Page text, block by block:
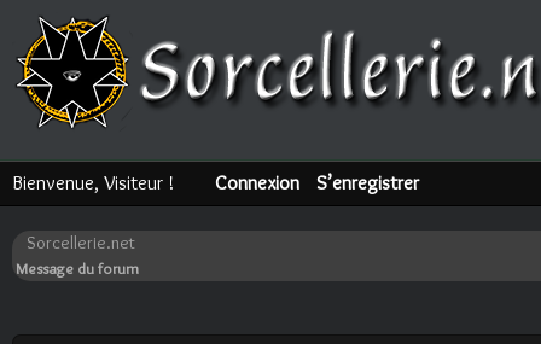
Bienvenue, Visiteur ! Connexion S’enregistrer
Sorcellerie.net
Message du forum